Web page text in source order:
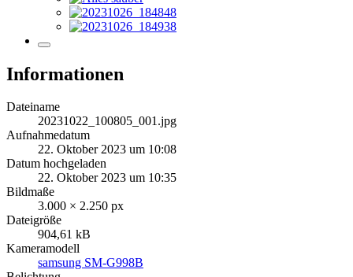
Informationen
Dateiname
20231022_100805_001.jpg
Aufnahmedatum
22. Oktober 2023 um 10:08
Datum hochgeladen
22. Oktober 2023 um 10:35
Bildmaße
3.000 × 2.250 px
Dateigröße
904,61 kB
Kameramodell
samsung SM-G998B